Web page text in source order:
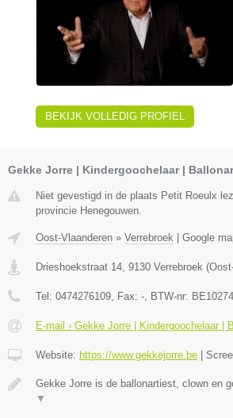
BEKIJK VOLLEDIG PROFIEL
Gekke Jorre | Kindergoochelaar |
Niet gevestigd in de plaats Petit Roeulx
provincie Henegouwen.
Oost-Vlaanderen » Verrebroek Google
Drieshoekstraat 14, 9130 Verrebroek (
Tel: 0474276109, Fax: -, BTW-nr:
E-mail › Gekke Jorre | Kindergoochelaar |
Website: https://www.gekkejorre.be
Gekke Jorre is de ballonartiest, clown en
▼